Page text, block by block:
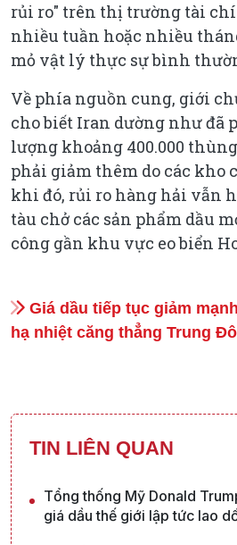
rủi ro" trên thị trường tài
nhiều tuần hoặc nhiều
mỏ vật lý thực sự bình
Về phía nguồn cung, giới
cho biết Iran dường như đã
lượng khoảng 400.000
phải giảm thêm do các kho
khi đó, rủi ro hàng hải vẫn
tàu chở các sản phẩm dầu
công gần khu vực eo biển
Giá dầu tiếp tục giảm
hạ nhiệt căng thẳng Trung
TIN LIÊN QUAN
Tổng thống Mỹ Donald
giá dầu thế giới lập tức lao